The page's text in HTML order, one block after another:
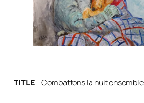
TITLE:Combattons la nuit ensemble